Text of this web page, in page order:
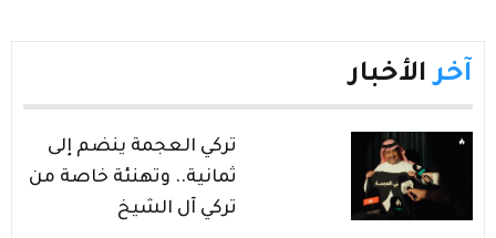
آخر الأخبار
تركي العجمة ينضم إلى
ثمانية.. وتهنئة خاصة من
تركي آل الشيخ